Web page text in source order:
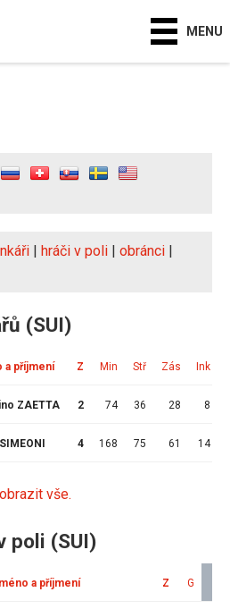
MENU
| hráči v poli | obránci |
(SUI)
a příjmení Z Min Stř Zás Ink
ZAETTA 2 74 36 28 8
4 168 75 61 14
vše.
poli (SUI)
a příjmení Z G